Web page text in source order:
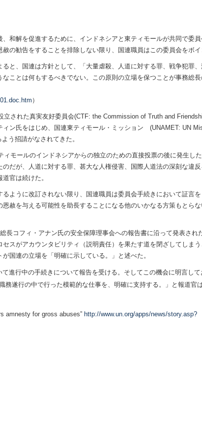
和解を促進するために、インドネシアと東ティモールが共同で委員
の勧告をすることを排除しない限り、国連職員はこの委員会をボイ
と、国連は方針として、「大量虐殺、人道に対する罪、戦争犯罪
ことは何もするべきでない。この原則の立場を保つことが事務総
）
された真実友好委員会(CTF: the Commission of Truth and
ィン氏をはじめ、国連東ティモール・ミッション (UNAMET: UN
う招請がなされてきた。
モールのインドネシアからの独立のための直接投票の後に発生し
だが、人道に対する罪、甚大な人権侵害、国際人道法の深刻な違
官は続けた。
ように改訂されない限り、国連職員は委員会手続きにおいて証言
赦を与える可能性を助長することになる他のいかなる方策もとら
長コフィ・アナン氏の安全保障理事会への報告書に沿って発表され
スがアカウンタビリティ（説明責任）を果たす道を閉ざしてしま
国連の立場を「明確に示している。」と述べた。
進行中の手続きについて報告を受ける。そしてこの機会に明言し
遂行の中で行った模範的な仕事を、明確に支持する。」と報道官は
amnesty for gross abuses” http://www.un.org/apps/news/story.asp?